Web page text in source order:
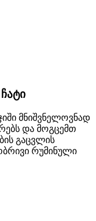
მნიშვნელოვნად
და მოგცემთ
გაცვლის
რუმინული